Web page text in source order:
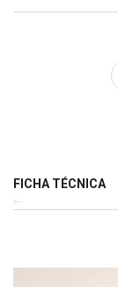
FICHA TÉCNICA